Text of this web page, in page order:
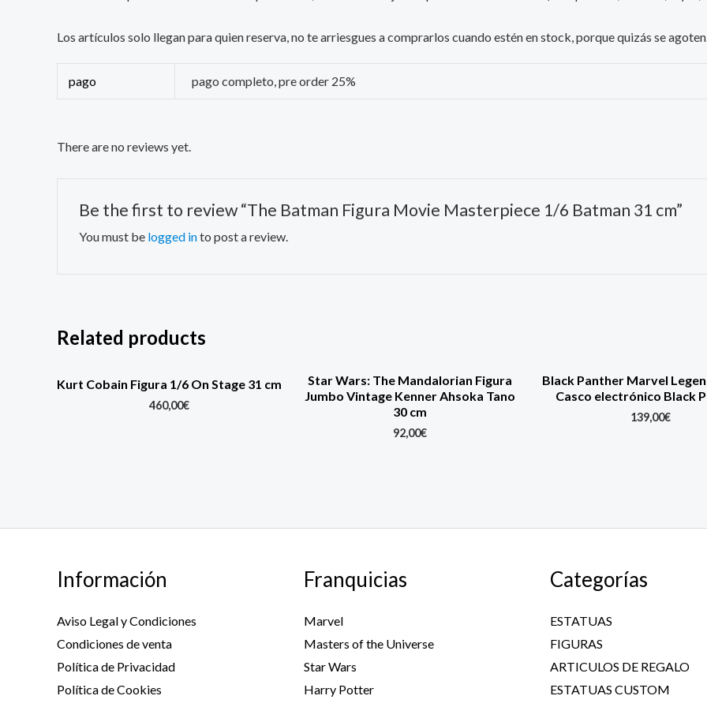
Los artículos solo llegan para quien reserva, no te arriesgues a comprarlos cuando estén en stock, porque quizás se
pago pago completo, pre order 25%
There are no reviews yet.
Be the first to review “The Batman Figura Movie Masterpiece 1/6 Batman 31 cm”
You must be logged into post a review.
Related products
Kurt Cobain Figura 1/6 On Stage 31 cm
460,00€
Star Wars: The Mandalorian Figura
Jumbo Vintage Kenner Ahsoka Tano
30 cm
92,00€
Black Panther Marvel
Casco electrónico Black
139,00€
Información
Aviso Legal y Condiciones
Condiciones de venta
Política de Privacidad
Política de Cookies
Franquicias
Marvel
Masters of the Universe
Star Wars
Harry Potter
Categorías
ESTATUAS
FIGURAS
ARTICULOS DE REGALO
ESTATUAS CUSTOM